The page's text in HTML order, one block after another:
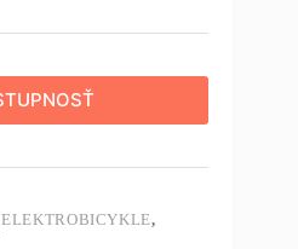
ELEKTROBICYKLE,